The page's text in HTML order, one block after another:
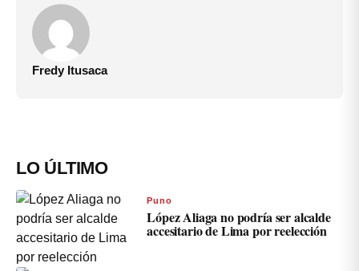
Fredy Itusaca
LO ÚLTIMO
Puno
López Aliaga no podría ser alcalde
accesitario de Lima por reelección